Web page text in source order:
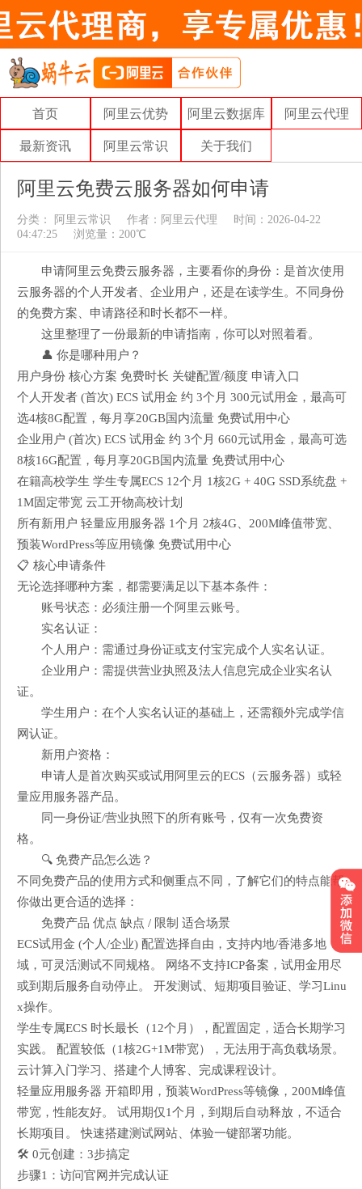
首页 阿里云优势 阿里云数据库 阿里云代理
最新资讯 阿里云常识 关于我们
阿里云免费云服务器如何申请
分类： 阿里云常识 作者： 阿里云代理
时间：2026-04-22
04:47:25
浏览量：200℃
申请阿里云免费云服务器，主要看你的身份：是首次使用
云服务器的个人开发者、企业用户，还是在读学生。不同身份
的免费方案、申请路径和时长都不一样。
这里整理了一份最新的申请指南，你可以对照着看。
👤 你是哪种用户？
用户身份 核心方案 免费时长 关键配置/额度 申请入口
个人开发者 (首次) ECS 试用金 约 3个月 300元试用金，最高可
选4核8G配置，每月享20GB国内流量 免费试用中心
企业用户 (首次) ECS 试用金 约 3个月 660元试用金，最高可选
8核16G配置，每月享20GB国内流量 免费试用中心
在籍高校学生 学生专属ECS 12个月 1核2G + 40G SSD系统盘 +
1M固定带宽 云工开物高校计划
所有新用户 轻量应用服务器 1个月 2核4G、200M峰值带宽、
预装WordPress等应用镜像 免费试用中心
📋 核心申请条件
无论选择哪种方案，都需要满足以下基本条件：
账号状态：必须注册一个阿里云账号。
实名认证：
个人用户：需通过身份证或支付宝完成个人实名认证。
企业用户：需提供营业执照及法人信息完成企业实名认
证。
学生用户：在个人实名认证的基础上，还需额外完成学信
网认证。
新用户资格：
申请人是首次购买或试用阿里云的ECS（云服务器）或轻
量应用服务器产品。
同一身份证/营业执照下的所有账号，仅有一次免费资
格。
🔍 免费产品怎么选？
不同免费产品的使用方式和侧重点不同，了解它们的特点能帮
你做出更合适的选择：
免费产品 优点 缺点 / 限制 适合场景
ECS试用金 (个人/企业) 配置选择自由，支持内地/香港多地
域，可灵活测试不同规格。 网络不支持ICP备案，试用金用尽
或到期后服务自动停止。 开发测试、短期项目验证、学习Linu
x操作。
学生专属ECS 时长最长（12个月），配置固定，适合长期学习
实践。 配置较低（1核2G+1M带宽），无法用于高负载场景。
云计算入门学习、搭建个人博客、完成课程设计。
轻量应用服务器 开箱即用，预装WordPress等镜像，200M峰值
带宽，性能友好。 试用期仅1个月，到期后自动释放，不适合
长期项目。 快速搭建测试网站、体验一键部署功能。
🛠️ 0元创建：3步搞定
步骤1：访问官网并完成认证